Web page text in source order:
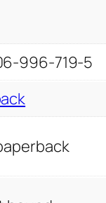
996-719-5